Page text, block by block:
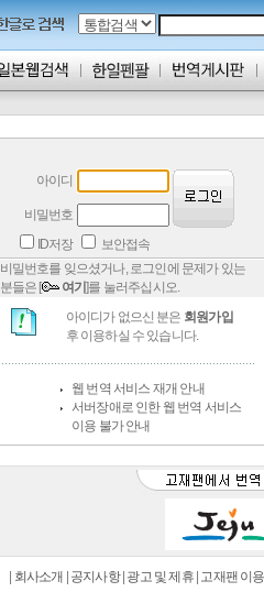
아이디
비밀번호
ID저장
보안접속
비밀번호를 잊으셨거나, 로그인에 문제가 있는
분들은 [
여기]를 눌러주십시오.
아이디가 없으신 분은 회원가입
후 이용하실 수 있습니다.
웹 번역 서비스 재개 안내
서버장애로 인한 웹 번역 서비스
이용 불가 안내
회사소개 공지사항| 광고 및 제휴| 고재팬 이